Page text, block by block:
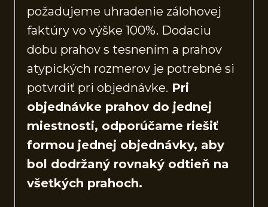
požadujeme uhradenie zálohovej
faktúry vo výške 100%. Dodaciu
dobu prahov s tesnením a prahov
atypických rozmerov je potrebné si
potvrdiť pri objednávke. Pri
objednávke prahov do jednej
miestnosti, odporúčame riešiť
formou jednej objednávky, aby
bol dodržaný rovnaký odtieň na
všetkých prahoch.